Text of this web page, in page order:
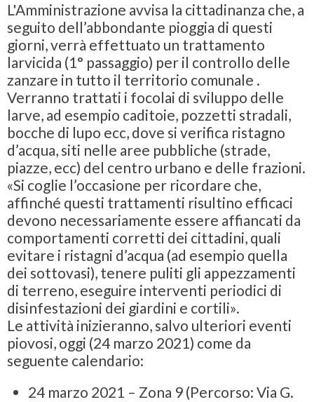
L'Amministrazione avvisa la cittadinanza che, a
seguito dell’abbondante pioggia di questi
giorni, verrà effettuato un trattamento
larvicida (1° passaggio) per il controllo delle
zanzare in tutto il territorio comunale .
Verranno trattati i focolai di sviluppo delle
larve, ad esempio caditoie, pozzetti stradali,
bocche di lupo ecc, dove si verifica ristagno
d’acqua, siti nelle aree pubbliche (strade,
piazze, ecc) del centro urbano e delle frazioni.
«Si coglie l’occasione per ricordare che,
affinché questi trattamenti risultino efficaci
devono necessariamente essere affiancati da
comportamenti corretti dei cittadini, quali
evitare i ristagni d’acqua (ad esempio quella
dei sottovasi), tenere puliti gli appezzamenti
di terreno, eseguire interventi periodici di
disinfestazioni dei giardini e cortili».
Le attività inizieranno, salvo ulteriori eventi
piovosi, oggi (24 marzo 2021) come da
seguente calendario:
24 marzo 2021 – Zona 9 (Percorso: Via G.